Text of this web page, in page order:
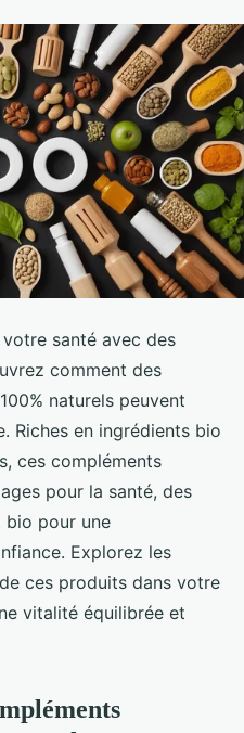
santé avec des
comment des
naturels peuvent
Riches en ingrédients bio
ces compléments
pour la santé, des
bio pour une
Explorez les
ces produits dans votre
vitalité équilibrée et